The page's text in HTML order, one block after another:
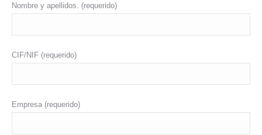
Nombre y apellidos. (requerido)
CIF/NIF (requerido)
Empresa (requerido)